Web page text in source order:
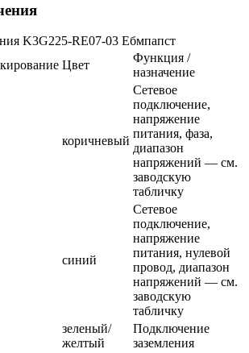
Цвет
Функция /
назначение
коричневый
Сетевое
подключение,
напряжение
питания, фаза,
диапазон
напряжений — см.
заводскую
табличку
синий
Сетевое
подключение,
напряжение
питания, нулевой
провод, диапазон
напряжений — см.
заводскую
табличку
зеленый/
желтый
Подключение
заземления